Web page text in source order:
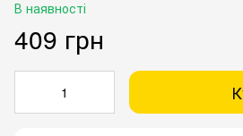
В наявності
409 грн